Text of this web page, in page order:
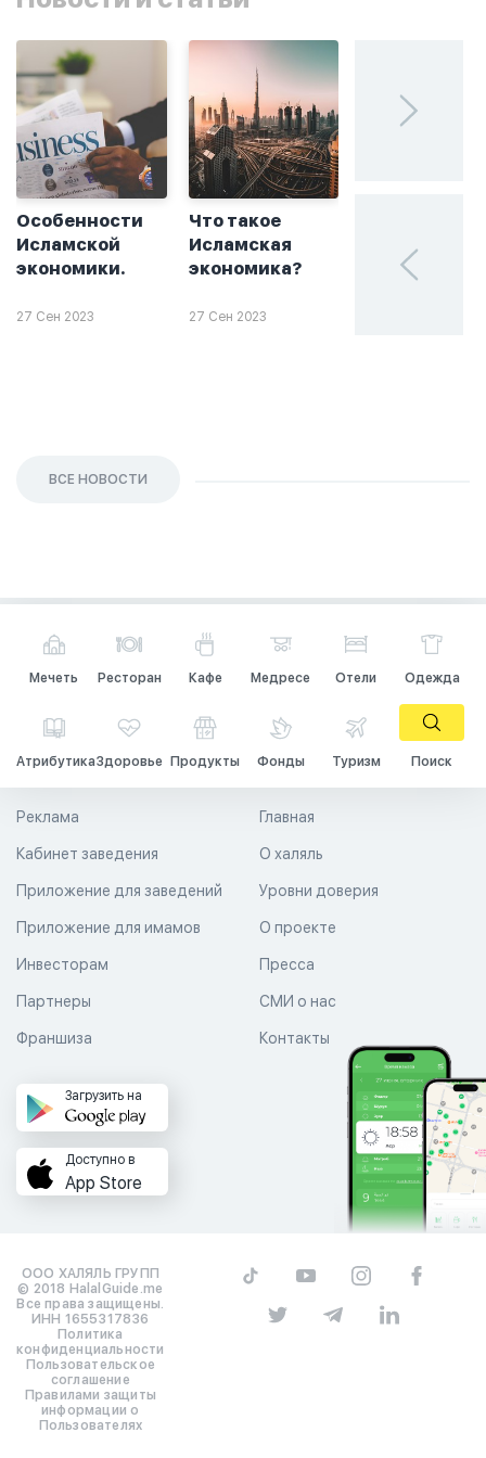
Особенности
Исламской
экономики.
27 Сен 2023
Что такое
Исламская
экономика?
27 Сен 2023
халяльное
ВСЕ НОВОСТИ
Мечеть Ресторан Кафе Медресе Отели Одежда
АтрибутикаЗдоровье Продукты Фонды Туризм Поиск
Главная
О халяль
Уровни доверия
Реклама
Кабинет заведения
Приложение для заведений
Приложение для имамов О проекте
Пресса
СМИ о нас
Контакты
Инвесторам
Партнеры
Франшиза
Загрузить на
Доступно в
App Store
ООО ХАЛЯЛЬ ГРУПП
© 2018 HalalGuide.me
Все права защищены.
ИНН 1655317836
Политика
конфиденциальности
Пользовательское
соглашение
Правилами защиты
информации о
Пользователях